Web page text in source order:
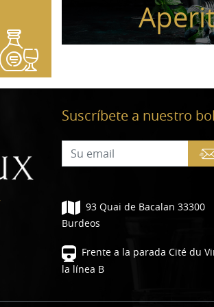
Suscríbete a nuestro
93 Quai de Bacalan 33300
Burdeos
Frente a la parada Cité du
la línea B